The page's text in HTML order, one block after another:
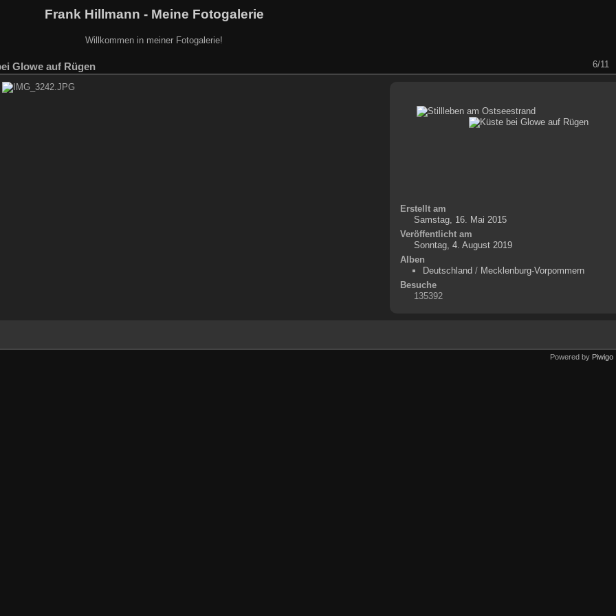
Frank Hillmann - Meine Fotogalerie
Willkommen in meiner Fotogalerie!
Glowe auf Rügen 6/11
Erstellt am
Samstag, 16. Mai 2015
Veröffentlicht am
Sonntag, 4. August 2019
Alben
Deutschland/ Mecklenburg-Vorpommern
Besuche
135392
Powered by Piwigo